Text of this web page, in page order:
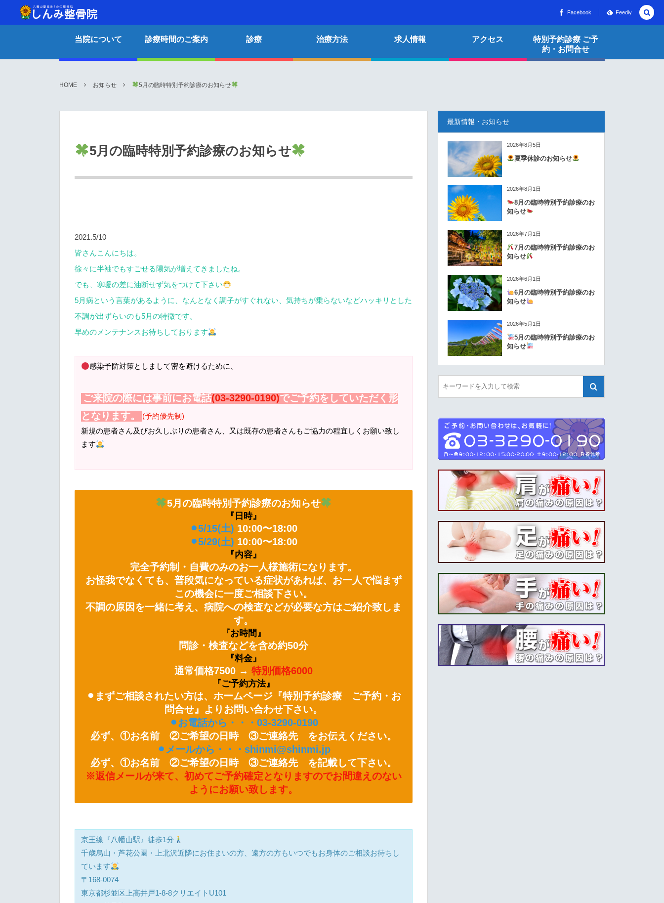
Facebook Feedly
当院について 診療時間のご案内 診療 治療方法 求人情報 アクセス
特別予約診療 ご予
約・お問合せ
HOME お知らせ 5月の臨時特別予約診療のお知らせ
5月の臨時特別予約診療のお知らせ
2021.5/10
皆さんこんにちは。
徐々に半袖でもすごせる陽気が増えてきましたね。
でも、寒暖の差に油断せず気をつけて下さい
5月病という言葉があるように、なんとなく調子がすぐれない、気持ちが乗らないなどハッキリとした
不調が出ずらいのも5月の特徴です。
早めのメンテナンスお待ちしております
感染予防対策としまして密を避けるために、
ご来院の際には事前にお電話(03-3290-0190)でご予約をしていただく形
となります。
(予約優先制)
新規の患者さん及びお久しぶりの患者さん、又は既存の患者さんもご協力の程宜しくお願い致し
ます
5月の臨時特別予約診療のお知らせ
『日時』
⚫︎5/15(土) 10:00〜18:00
⚫︎5/29(土) 10:00〜18:00
『内容』
完全予約制・自費のみのお一人様施術になります。
お怪我でなくても、普段気になっている症状があれば、お一人で悩まず
この機会に一度ご相談下さい。
不調の原因を一緒に考え、病院への検査などが必要な方はご紹介致しま
す。
『お時間』
問診・検査などを含め約50分
『料金』
通常価格7500 → 特別価格6000
『ご予約方法』
⚫︎まずご相談されたい方は、ホームページ『特別予約診療 ご予約・お
問合せ』よりお問い合わせ下さい。
⚫︎お電話から・・・03-3290-0190
必ず、①お名前 ②ご希望の日時 ③ご連絡先 をお伝えください。
⚫︎メールから・・・shinmi@shinmi.jp
必ず、①お名前 ②ご希望の日時 ③ご連絡先 を記載して下さい。
※返信メールが来て、初めてご予約確定となりますのでお間違えのない
ようにお願い致します。
京王線『八幡山駅』徒歩1分
千歳烏山・芦花公園・上北沢近隣にお住まいの方、遠方の方もいつでもお身体のご相談お待ちし
ています
〒168-0074
東京都杉並区上高井戸1-8-8クリエイトU101
最新情報・お知らせ
2026年8月5日
夏季休診のお知らせ
2026年8月1日
8月の臨時特別予約診療のお
知らせ
2026年7月1日
7月の臨時特別予約診療のお
知らせ
2026年6月1日
6月の臨時特別予約診療のお
知らせ
2026年5月1日
5月の臨時特別予約診療のお
知らせ